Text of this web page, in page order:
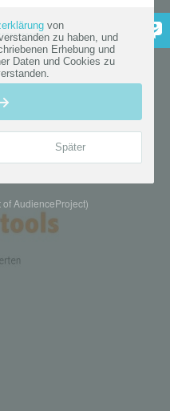
AudienceProject)